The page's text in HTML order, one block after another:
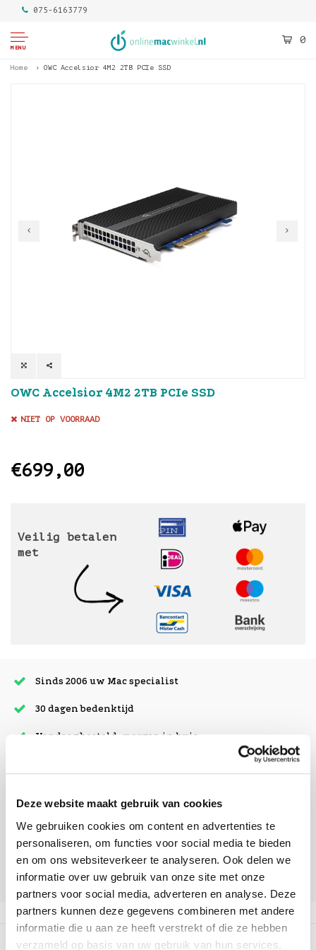
Deze website maakt gebruik van cookies
We gebruiken cookies om content en advertenties te
personaliseren, om functies voor social media te bieden
en om ons websiteverkeer te analyseren. Ook delen we
informatie over uw gebruik van onze site met onze
partners voor social media, adverteren en analyse. Deze
partners kunnen deze gegevens combineren met andere
informatie die u aan ze heeft verstrekt of die ze hebben
verzameld op basis van uw gebruik van hun services.
075-6163779
MENU
0
Home OWC Accelsior 4M2 2TB PCIe SSD
OWC Accelsior 4M2 2TB PCIe SSD
NIET OP VOORRAAD
€699,00
Veilig betalen
met
Sinds 2006 uw Mac specialist
30 dagen bedenktijd
Vandaag besteld, morgen in huis
Beschrijving